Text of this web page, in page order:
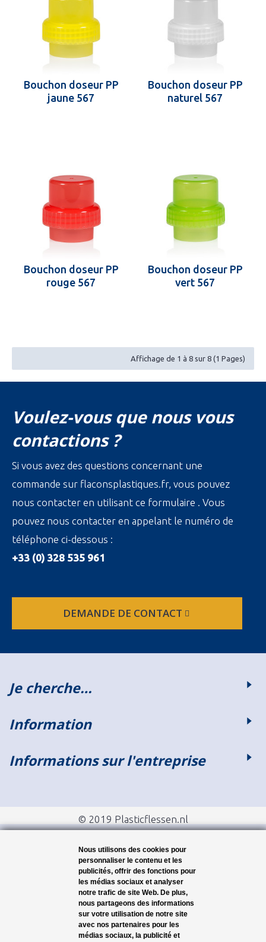
Bouchon doseur PP
jaune 567
Bouchon doseur PP
naturel 567
Bouchon doseur PP
rouge 567
Bouchon doseur PP
vert 567
Affichage de 1 à 8 sur 8 (1 Pages)
Voulez-vous que nous vous
contactions ?
Si vous avez des questions concernant une
commande sur flaconsplastiques.fr, vous pouvez
nous contacter en utilisant ce formulaire . Vous
pouvez nous contacter en appelant le numéro de
téléphone ci-dessous :
+33 (0) 328 535 961
DEMANDE DE CONTACT
Je cherche…
Information
Informations sur l'entreprise
© 2019 Plasticflessen.nl
Nous utilisons des cookies pour
personnaliser le contenu et les
publicités, offrir des fonctions pour
les médias sociaux et analyser
notre trafic de site Web. De plus,
nous partageons des informations
sur votre utilisation de notre site
avec nos partenaires pour les
médias sociaux, la publicité et